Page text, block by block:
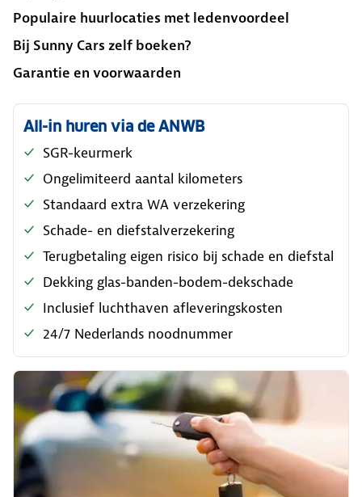
Populaire huurlocaties met ledenvoordeel
Bij Sunny Cars zelf boeken?
Garantie en voorwaarden
All-in huren via de ANWB
SGR-keurmerk
Ongelimiteerd aantal kilometers
Standaard extra WA verzekering
Schade- en diefstalverzekering
Terugbetaling eigen risico bij schade en diefstal
Dekking glas-banden-bodem-dekschade
Inclusief luchthaven afleveringskosten
24/7 Nederlands noodnummer